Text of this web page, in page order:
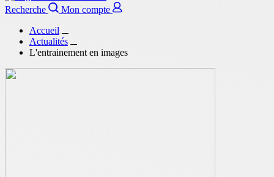
Recherche
Mon compte
Accueil
Actualités
L'entrainement en images